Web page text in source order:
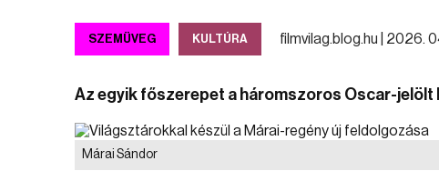
SZEMÜVEG KULTÚRA filmvilag.blog.hu | 2026.
Az egyik főszerepet a háromszoros Oscar-jelölt
Márai Sándor